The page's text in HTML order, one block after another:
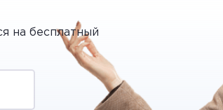
на бесплатный